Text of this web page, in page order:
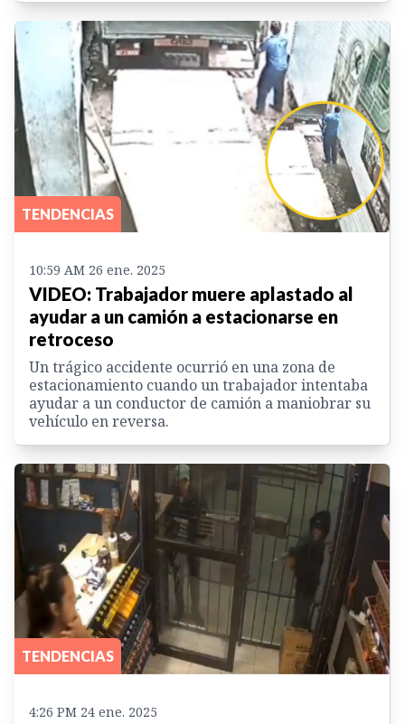
TENDENCIAS
10:59 AM 26 ene. 2025
VIDEO: Trabajador muere aplastado al
ayudar a un camión a estacionarse en
retroceso
Un trágico accidente ocurrió en una zona de
estacionamiento cuando un trabajador intentaba
ayudar a un conductor de camión a maniobrar su
vehículo en reversa.
TENDENCIAS
4:26 PM 24 ene. 2025